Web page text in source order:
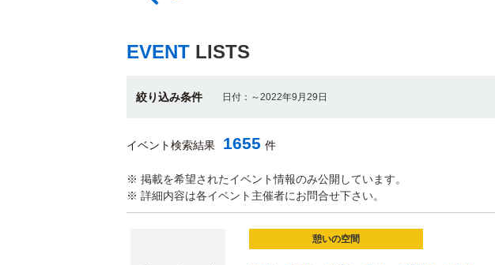
EVENT LISTS
絞り込み条件 日付：～2022年9月29日
イベント検索結果 1655 件
※ 掲載を希望されたイベント情報のみ公開しています。
※ 詳細内容は各イベント主催者にお問合せ下さい。
憩いの空間